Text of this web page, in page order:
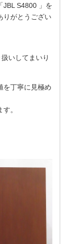
JBL S4800 」を
りがとうござい
いしてまいり
を丁寧に見極め
。